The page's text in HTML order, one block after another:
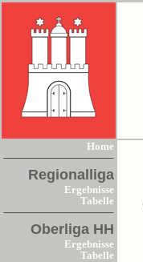
Home
Regionalliga
Ergebnisse
Tabelle
Oberliga HH
Ergebnisse
Tabelle